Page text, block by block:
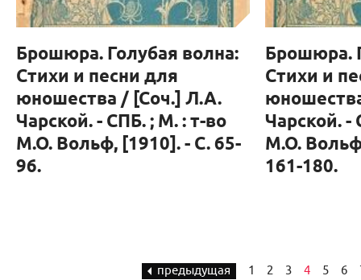
Брошюра. Голубая волна:
Стихи и песни для
юношества / [Соч.] Л.А.
Чарской. - СПБ. ; М. : т-во
М.О. Вольф, [1910]. - С. 65-
96.
Брошюра.
Стихи и
Чарской. -
М.О.
161-180.
предыдущая 1 2 3 4 5 6